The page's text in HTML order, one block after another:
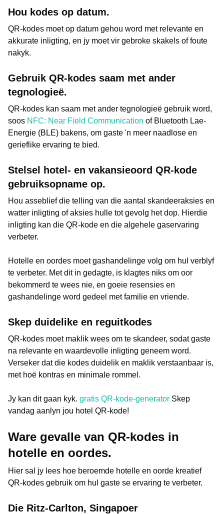
Hou kodes op datum.
QR-kodes moet op datum gehou word met relevante en
akkurate inligting, en jy moet vir gebroke skakels of foute
nakyk.
Gebruik QR-kodes saam met ander
tegnologieë.
QR-kodes kan saam met ander tegnologieë gebruik word,
soos NFC: Near Field Communication of Bluetooth Lae-
Energie (BLE) bakens, om gaste 'n meer naadlose en
gerieflike ervaring te bied.
Stelsel hotel- en vakansieoord QR-kode
gebruiksopname op.
Hou asseblief die telling van die aantal skandeeraksies en
watter inligting of aksies hulle tot gevolg het dop. Hierdie
inligting kan die QR-kode en die algehele gaservaring
verbeter.
Hotelle en oordes moet gashandelinge volg om hul verblyf
te verbeter. Met dit in gedagte, is klagtes niks om oor
bekommerd te wees nie, en goeie resensies en
gashandelinge word gedeel met familie en vriende.
Skep duidelike en reguitkodes
QR-kodes moet maklik wees om te skandeer, sodat gaste
na relevante en waardevolle inligting geneem word.
Verseker dat die kodes duidelik en maklik verstaanbaar is,
met hoë kontras en minimale rommel.
Jy kan dit gaan kyk. gratis QR-kode-generator Skep
vandag aanlyn jou hotel QR-kode!
Ware gevalle van QR-kodes in
hotelle en oordes.
Hier sal jy lees hoe beroemde hotelle en oorde kreatief
QR-kodes gebruik om hul gaste se ervaring te verbeter.
Die Ritz-Carlton, Singapoer